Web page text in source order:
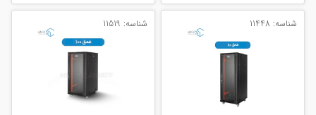
شناسه: 11448 شناسه: 11519